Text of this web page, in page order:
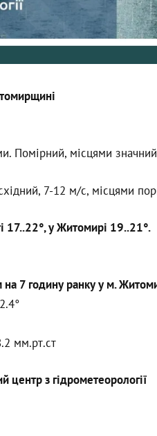
Помірний, місцями
7-12 м/с, місцями
17..22°, у Житомирі 19..21°.
на 7 годину ранку у м.
мм.рт.ст
центр з гідрометеорології